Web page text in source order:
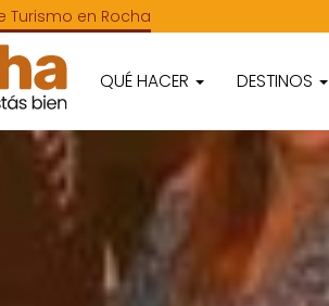
Turismo en Rocha
QUÉ HACER DESTINOS